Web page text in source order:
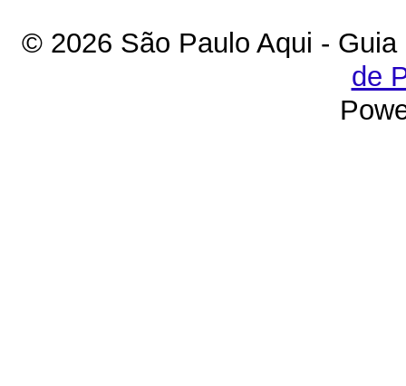
© 2026 São Paulo Aqui -
de